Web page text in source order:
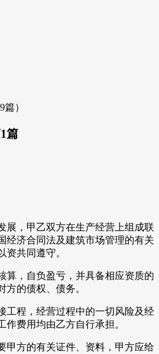
）
篇
展，甲乙双方在生产经营上组成联
经济合同法及建筑市场管理的有关
资共同遵守。
算，自负盈亏，并具备相应资质的
方的债权、债务。
工程，经营过程中的一切风险及经
费用均由乙方自行承担。
甲方的有关证件、资料，甲方应给